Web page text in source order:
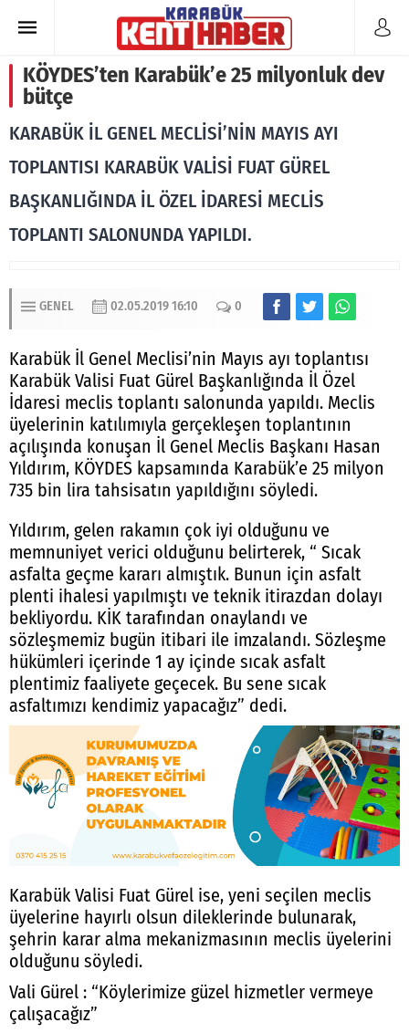
KÖYDES’ten Karabük’e 25 milyonluk dev
bütçe
KARABÜK İL GENEL MECLİSİ’NİN MAYIS AYI
TOPLANTISI KARABÜK VALİSİ FUAT GÜREL
BAŞKANLIĞINDA İL ÖZEL İDARESİ MECLİS
TOPLANTI SALONUNDA YAPILDI.
GENEL 02.05.2019 16:10 0
Karabük İl Genel Meclisi’nin Mayıs ayı toplantısı
Karabük Valisi Fuat Gürel Başkanlığında İl Özel
İdaresi meclis toplantı salonunda yapıldı. Meclis
üyelerinin katılımıyla gerçekleşen toplantının
açılışında konuşan İl Genel Meclis Başkanı Hasan
Yıldırım, KÖYDES kapsamında Karabük’e 25 milyon
735 bin lira tahsisatın yapıldığını söyledi.
Yıldırım, gelen rakamın çok iyi olduğunu ve
memnuniyet verici olduğunu belirterek, “ Sıcak
asfalta geçme kararı almıştık. Bunun için asfalt
plenti ihalesi yapılmıştı ve teknik itirazdan dolayı
bekliyordu. KİK tarafından onaylandı ve
sözleşmemiz bugün itibari ile imzalandı. Sözleşme
hükümleri içerinde 1 ay içinde sıcak asfalt
plentimiz faaliyete geçecek. Bu sene sıcak
asfaltımızı kendimiz yapacağız” dedi.
Karabük Valisi Fuat Gürel ise, yeni seçilen meclis
üyelerine hayırlı olsun dileklerinde bulunarak,
şehrin karar alma mekanizmasının meclis üyelerini
olduğunu söyledi.
Vali Gürel : “Köylerimize güzel hizmetler vermeye
çalışacağız”